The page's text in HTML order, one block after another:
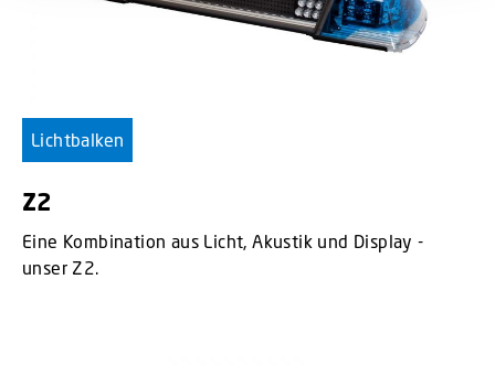
Lichtbalken
Z2
Eine Kombination aus Licht, Akustik und Display -
unser Z2.